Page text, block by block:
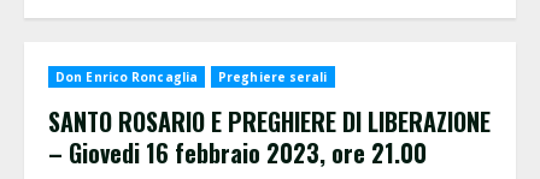
Don Enrico Roncaglia Preghiere serali
SANTO ROSARIO E PREGHIERE DI LIBERAZIONE
– Giovedi 16 febbraio 2023, ore 21.00